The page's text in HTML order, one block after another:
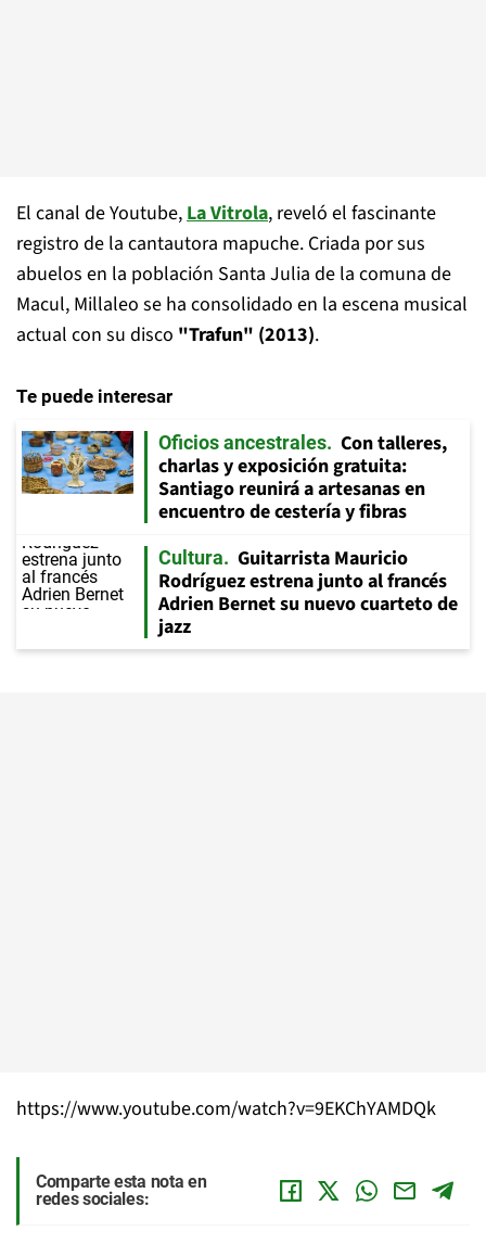
El canal de Youtube,La Vitrola, reveló el fascinante
registro de la cantautora mapuche. Criada por sus
abuelos en la población Santa Julia de la comuna de
Macul, Millaleo se ha consolidado en la escena musical
actual con su disco "Trafun" (2013).
Te puede interesar
Oficios ancestrales
Con talleres,
charlas y exposición gratuita:
Santiago reunirá a artesanas en
encuentro de cestería y fibras
Cultura
Guitarrista Mauricio
Rodríguez estrena junto al francés
Adrien Bernet su nuevo cuarteto de
jazz
https://www.youtube.com/watch?v=9EKChYAMDQk
Comparte esta nota en
redes sociales: